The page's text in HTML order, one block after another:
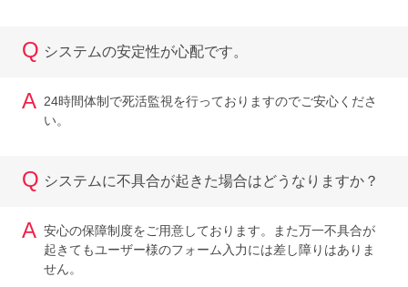
Q システムの安定性が心配です。
A 24時間体制で死活監視を行っておりますのでご安心くださ
い。
Q システムに不具合が起きた場合はどうなりますか？
A 安心の保障制度をご用意しております。また万一不具合が
起きてもユーザー様のフォーム入力には差し障りはありま
せん。